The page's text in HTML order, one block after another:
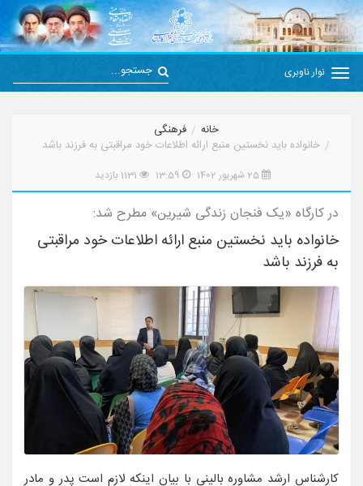
نوار ناوبری
خانه
فرهنگی
خانواده باید نخستین منبع ارائه اطلاعات خود مراقبتی به فرزند باشد
در کارگاه «یک فنجان زندگی شیرین» مطرح شد:
خانواده باید نخستین منبع ارائه اطلاعات خود مراقبتی
به فرزند باشد
کارشناس ارشد مشاوره بالینی با بیان اینکه لازم است پدر و مادر